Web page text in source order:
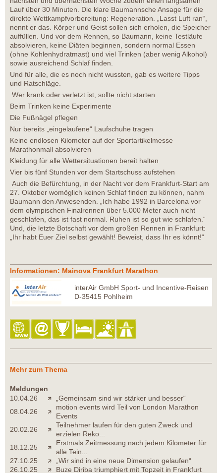
Lauf über 30 Minuten. Die klare Baumannsche Ansage für die
direkte Wettkampfvorbereitung: Regeneration. „Lasst Luft ran“,
nennt er das. Körper und Geist sollen sich erholen, die Speicher
auffüllen. Und vor dem Rennen, so Baumann, keine Testläufe
absolvieren, keine Diäten beginnen, sondern normal Essen
(ohne Kohlenhydratmast) und viel Trinken (aber wenig Alkohol)
sowie ausreichend Schlaf finden.
Und für alle, die es noch nicht wussten, gab es weitere Tipps
und Ratschläge.
Wer krank oder verletzt ist, sollte nicht starten
Beim Trinken keine Experimente
Die Fußnägel pflegen
Nur bereits „eingelaufene“ Laufschuhe tragen
Keine endlosen Kilometer auf der Sportartikelmesse
Marathonmall absolvieren
Kleidung für alle Wettersituationen bereit halten
Vier bis fünf Stunden vor dem Startschuss aufstehen
Auch die Befürchtung, in der Nacht vor dem Frankfurt-Start am
27. Oktober womöglich keinen Schlaf finden zu können, nahm
Baumann den Anwesenden. „Ich habe 1992 in Barcelona vor
dem olympischen Finalrennen über 5.000 Meter auch nicht
geschlafen, das ist fast normal. Ruhen ist so gut wie schlafen.“
Und, die letzte Botschaft vor dem großen Rennen in Frankfurt:
„Ihr habt Euer Ziel selbst gewählt! Beweist, dass Ihr es könnt!“
Informationen: Mainova Frankfurt Marathon
interAir GmbH Sport- und Incentive-Reisen
D-35415 Pohlheim
Mehr zum Thema
Meldungen
10.04.26
„Gemeinsam sind wir stärker und besser“
08.04.26
motion events wird Teil von London Marathon
Events
20.02.26
Teilnehmer laufen für den guten Zweck und
erzielen Reko...
18.12.25
Erstmals Zeitmessung nach jedem Kilometer für
alle Tein...
27.10.25
„Wir sind in eine neue Dimension gelaufen“
26.10.25
Buze Diriba triumphiert mit Topzeit in Frankfurt